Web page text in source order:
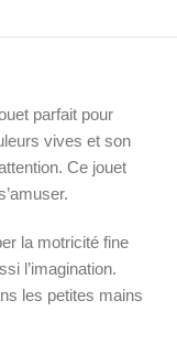
parfait pour
vives et son
Ce jouet
la motricité fine
l’imagination.
les petites mains